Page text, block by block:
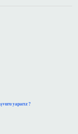
yaparız ?